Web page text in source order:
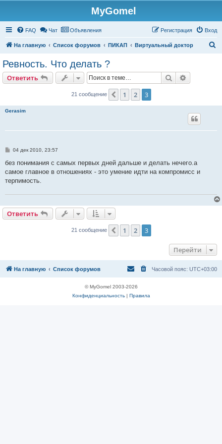
MyGomel
FAQ Чат Объявления Вход
Регистрация
На главную Список форумов ПИКАП Виртуальный доктор
Ревность. Что делать ?
Ответить
Ответить Поиск
21 сообщение Пред.
1 2 3
Gerasim
С
о
щ
е
н
04 дек 2010, 23:57
без понимания с самых первых дней дальше и делать нечего.а
самое главное в отношениях - это умение идти на компромисс и
терпимость.
Ответить
Ответить
21 сообщение Пред.
1 2 3
Перейти
На главную Список форумов Часовой пояс: UTC+03:00
© MyGomel 2003-2026
Конфиденциальность| Правила